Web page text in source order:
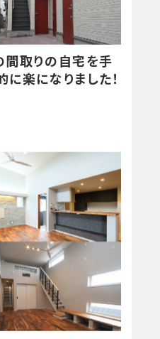
間取りの自宅を手
楽になりました！